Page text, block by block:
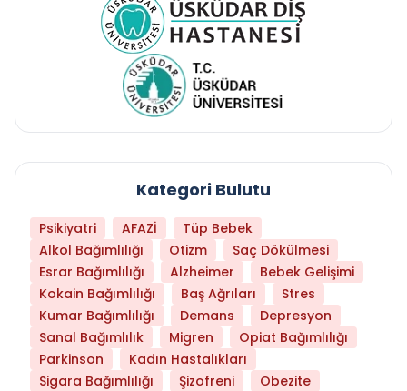
Kategori Bulutu
Psikiyatri AFAZİ
Tüp Bebek
Alkol Bağımlılığı
Otizm
Saç Dökülmesi
Esrar Bağımlılığı
Alzheimer
Bebek Gelişimi
Kokain Bağımlılığı
Baş Ağrıları
Stres
Kumar Bağımlılığı
Demans
Depresyon
Sanal Bağımlılık
Migren
Opiat Bağımlılığı
Parkinson
Kadın Hastalıkları
Sigara Bağımlılığı
Şizofreni
Obezite